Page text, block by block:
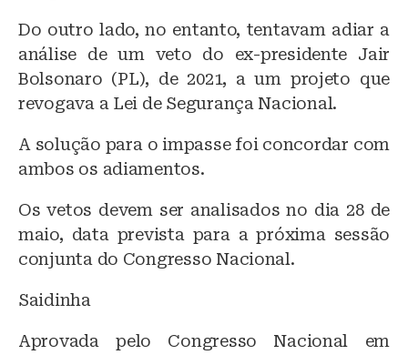
Do outro lado, no entanto, tentavam adiar a
análise de um veto do ex-presidente Jair
Bolsonaro (PL), de 2021, a um projeto que
revogava a Lei de Segurança Nacional.
A solução para o impasse foi concordar com
ambos os adiamentos.
Os vetos devem ser analisados no dia 28 de
maio, data prevista para a próxima sessão
conjunta do Congresso Nacional.
Saidinha
Aprovada pelo Congresso Nacional em